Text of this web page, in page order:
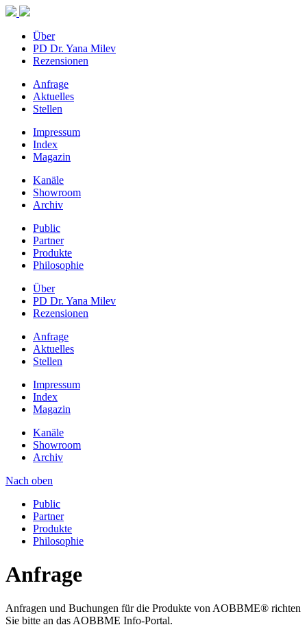
Über
PD Dr. Yana Milev
Rezensionen
Anfrage
Aktuelles
Stellen
Impressum
Index
Magazin
Kanäle
Showroom
Archiv
Public
Partner
Produkte
Philosophie
Über
PD Dr. Yana Milev
Rezensionen
Anfrage
Aktuelles
Stellen
Impressum
Index
Magazin
Kanäle
Showroom
Archiv
Nach oben
Public
Partner
Produkte
Philosophie
Anfrage
Anfragen und Buchungen für die Produkte von AOBBME® richten
Sie bitte an das AOBBME Info-Portal.